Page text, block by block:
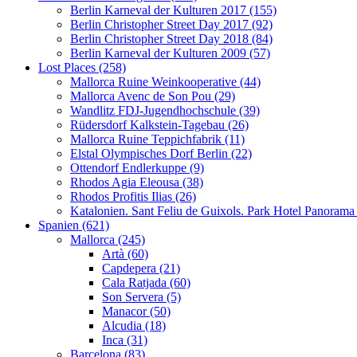
Berlin Karneval der Kulturen 2017 (155)
Berlin Christopher Street Day 2017 (92)
Berlin Christopher Street Day 2018 (84)
Berlin Karneval der Kulturen 2009 (57)
Lost Places (258)
Mallorca Ruine Weinkooperative (44)
Mallorca Avenc de Son Pou (29)
Wandlitz FDJ-Jugendhochschule (39)
Rüdersdorf Kalkstein-Tagebau (26)
Mallorca Ruine Teppichfabrik (11)
Elstal Olympisches Dorf Berlin (22)
Ottendorf Endlerkuppe (9)
Rhodos Agia Eleousa (38)
Rhodos Profitis Ilias (26)
Katalonien. Sant Feliu de Guixols. Park Hotel
Spanien (621)
Mallorca (245)
Artà (60)
Capdepera (21)
Cala Ratjada (60)
Son Servera (5)
Manacor (50)
Alcudia (18)
Inca (31)
Barcelona (83)